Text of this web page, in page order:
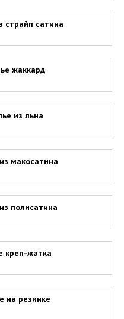
страйп сатина
жаккард
из льна
макосатина
полисатина
креп-жатка
на резинке